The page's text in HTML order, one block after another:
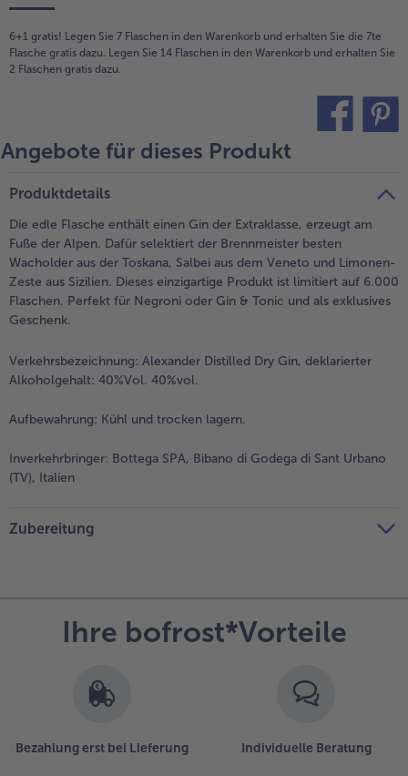
6+1 gratis! Legen Sie 7 Flaschen in den Warenkorb und erhalten Sie die 7te
Flasche gratis dazu. Legen Sie 14 Flaschen in den Warenkorb und erhalten Sie
2 Flaschen gratis dazu.
Angebote für dieses Produkt
Produktdetails
Die edle Flasche enthält einen Gin der Extraklasse, erzeugt am
Fuße der Alpen. Dafür selektiert der Brennmeister besten
Wacholder aus der Toskana, Salbei aus dem Veneto und Limonen-
Zeste aus Sizilien. Dieses einzigartige Produkt ist limitiert auf 6.000
Flaschen. Perfekt für Negroni oder Gin & Tonic und als exklusives
Geschenk.
Verkehrsbezeichnung: Alexander Distilled Dry Gin, deklarierter
Alkoholgehalt: 40%Vol. 40%vol.
Aufbewahrung: Kühl und trocken lagern.
Inverkehrbringer: Bottega SPA, Bibano di Godega di Sant Urbano
(TV), Italien
Zubereitung
Ihre bofrost*Vorteile
Bezahlung erst bei Lieferung Individuelle Beratung